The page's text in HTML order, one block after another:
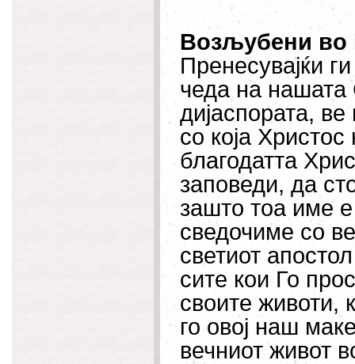
Возљубени во
Пренесувајќи
чеда на нашата
дијаспората,
со која
благодатта
заповеди, да
зашто тоа име
сведочиме со
светиот
сите кои Го
своите животи,
го овој наш
вечниот живот